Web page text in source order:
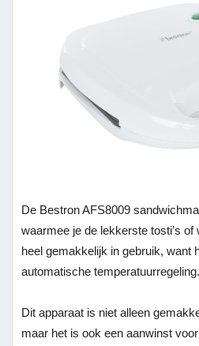
De Bestron AFS8009
waarmee je de lekkerste tosti’s
heel gemakkelijk in gebruik, want
automatische temperatuurregeling.
Dit apparaat is niet alleen
maar het is ook een aanwinst